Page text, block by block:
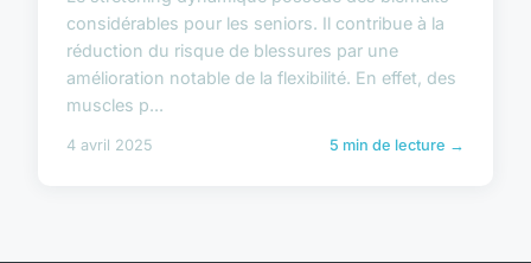
considérables pour les seniors. Il contribue à la
réduction du risque de blessures par une
amélioration notable de la flexibilité. En effet, des
muscles p...
4 avril 2025 5 min de lecture →